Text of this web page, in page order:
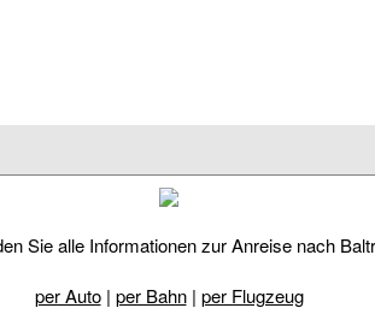
Sie alle Informationen zur Anreise nach
per Auto| per Bahn| per Flugzeug